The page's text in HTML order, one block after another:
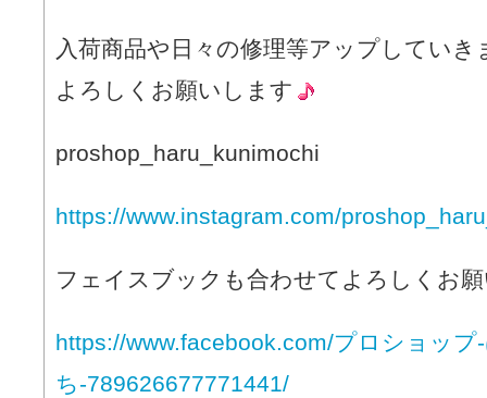
入荷商品や日々の修理等アップしてい
よろしくお願いします
proshop_haru_kunimochi
https://www.instagram.com/
フェイスブックも合わせてよろしくお
https://www.facebook.com/プロショップ
ち-789626677771441/